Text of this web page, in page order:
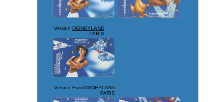
Version DISNEYLAND
PARIS
Version EuroDISNEYLAND
PARIS